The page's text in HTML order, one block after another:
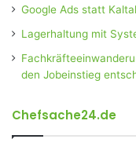
Google Ads statt
Lagerhaltung mit
den Jobeinstieg
Chefsache24.de